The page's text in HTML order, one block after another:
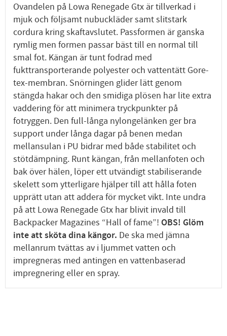
Ovandelen på Lowa Renegade Gtx är tillverkad i
mjuk och följsamt nubuckläder samt slitstark
cordura kring skaftavslutet. Passformen är ganska
rymlig men formen passar bäst till en normal till
smal fot. Kängan är tunt fodrad med
fukttransporterande polyester och vattentätt Gore-
tex-membran. Snörningen glider lätt genom
stängda hakar och den smidiga plösen har lite extra
vaddering för att minimera tryckpunkter på
fotryggen. Den full-långa nylongelänken ger bra
support under långa dagar på benen medan
mellansulan i PU bidrar med både stabilitet och
stötdämpning. Runt kängan, från mellanfoten och
bak över hälen, löper ett utvändigt stabiliserande
skelett som ytterligare hjälper till att hålla foten
upprätt utan att addera för mycket vikt. Inte undra
på att Lowa Renegade Gtx har blivit invald till
Backpacker Magazines “Hall of fame”! OBS! Glöm
inte att sköta dina kängor. De ska med jämna
mellanrum tvättas av i ljummet vatten och
impregneras med antingen en vattenbaserad
impregnering eller en spray.